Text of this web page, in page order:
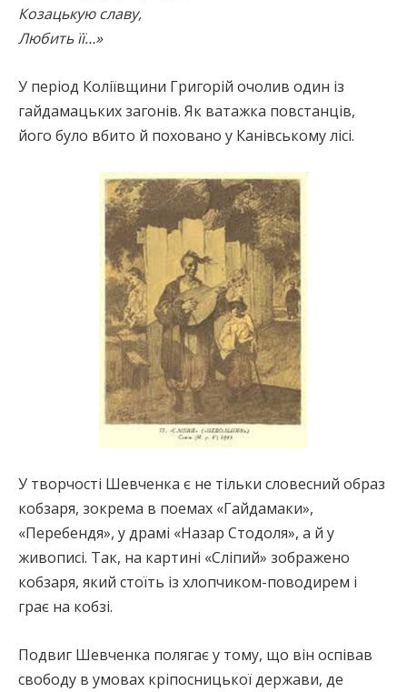
Козацькую славу,
Любить її…»
У період Коліївщини Григорій очолив один із
гайдамацьких загонів. Як ватажка повстанців,
його було вбито й поховано у Канівському лісі.
У творчості Шевченка є не тільки словесний образ
кобзаря, зокрема в поемах «Гайдамаки»,
«Перебендя», у драмі «Назар Стодоля», а й у
живописі. Так, на картині «Сліпий» зображено
кобзаря, який стоїть із хлопчиком-поводирем і
грає на кобзі.
Подвиг Шевченка полягає у тому, що він оспівав
свободу в умовах кріпосницької держави, де